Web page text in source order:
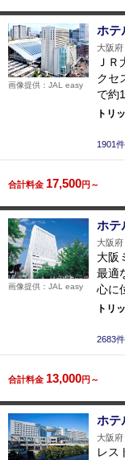
ホテ
大阪府
ＪＲ
クセ
で約
トリ
1901
画像提供：JAL easy
合計料金 17,500円～
ホテ
大阪府
大阪
最適
心に
トリ
2683
画像提供：JAL easy
合計料金 13,000円～
ホテ
大阪府
レス